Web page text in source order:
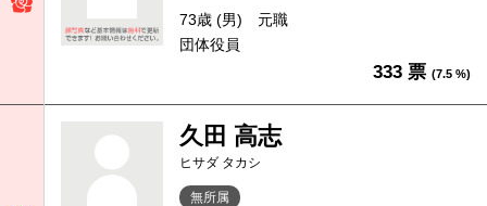
73歳 (男)
元職
団体役員
333 票 (7.5 %)
久田 高志
ヒサダ タカシ
無所属